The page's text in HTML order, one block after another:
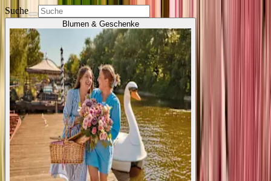
Suche
Blumen & Geschenke